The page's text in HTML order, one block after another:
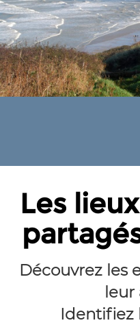
Les
Découvrez les
Identifiez